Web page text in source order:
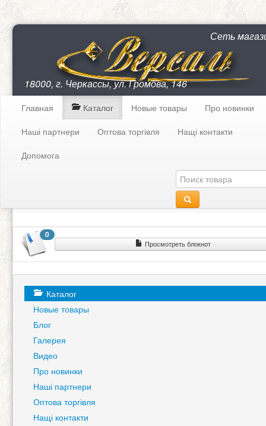
Сеть
18000, г. Черкассы, ул. Громова, 146
Главная Каталог Новые товары
Про новинки
Наші партнери
Оптова торгівля
Нащі контакти
Допомога
0
Просмотреть блокнот
Каталог
Новые товары
Блог
Галерея
Видео
Про новинки
Наші партнери
Оптова торгівля
Нащі контакти